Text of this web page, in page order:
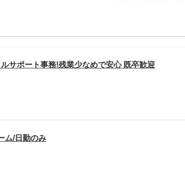
サポート事務!残業少なめで安心 既卒歓迎
ム/日勤のみ